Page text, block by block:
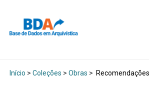
Início > Coleções > Obras >